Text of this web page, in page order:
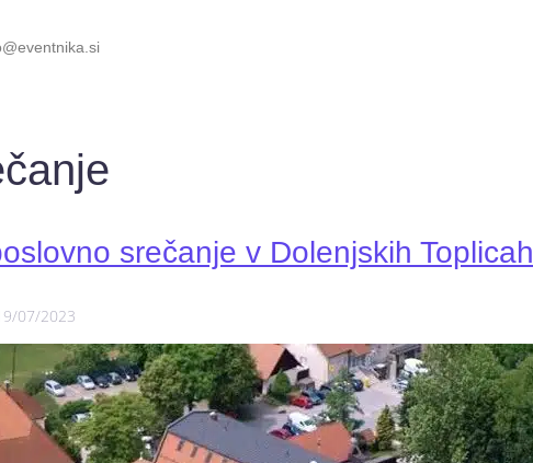
srečanje v Dolenjskih Toplicah
07/2023